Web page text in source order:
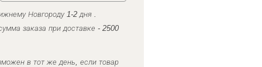
Новгороду 1-2 дня .
заказа при доставке - 2500
в тот же день, если товар